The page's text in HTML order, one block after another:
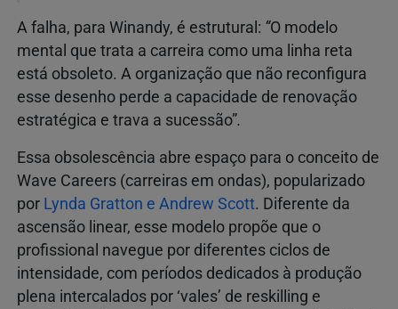
A falha, para Winandy, é estrutural: “O modelo
mental que trata a carreira como uma linha reta
está obsoleto. A organização que não reconfigura
esse desenho perde a capacidade de renovação
estratégica e trava a sucessão”.
Essa obsolescência abre espaço para o conceito de
Wave Careers (carreiras em ondas), popularizado
por Lynda Gratton e Andrew Scott. Diferente da
ascensão linear, esse modelo propõe que o
profissional navegue por diferentes ciclos de
intensidade, com períodos dedicados à produção
plena intercalados por ‘vales’ de reskilling e